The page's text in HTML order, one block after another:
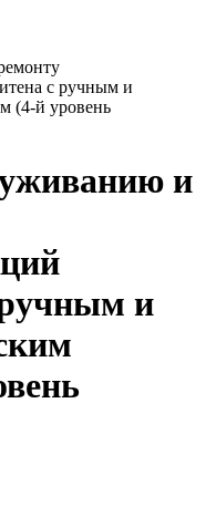
с ручным и
(4-й уровень
и
и